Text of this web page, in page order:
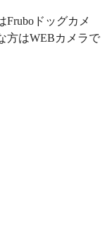
Fruboドッグカメ
方はWEBカメラで